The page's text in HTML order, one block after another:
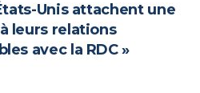
Unis attachent une
leurs relations
avec la RDC »